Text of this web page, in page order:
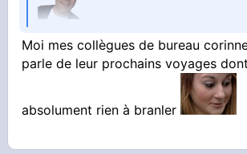
"woah t'imagines noonnnn"
"EUGLBLBLBL"
Moi mes collègues de bureau
parle de leur prochains voyages
absolument rien à branler